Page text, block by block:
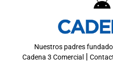
Nuestros padres
Cadena 3 Comercial |